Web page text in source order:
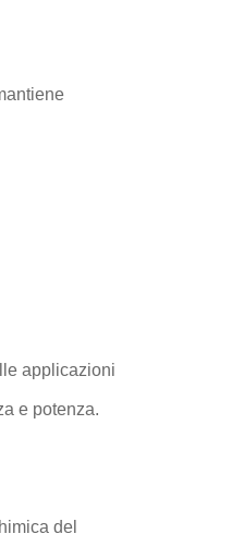
applicazioni
e potenza.
del